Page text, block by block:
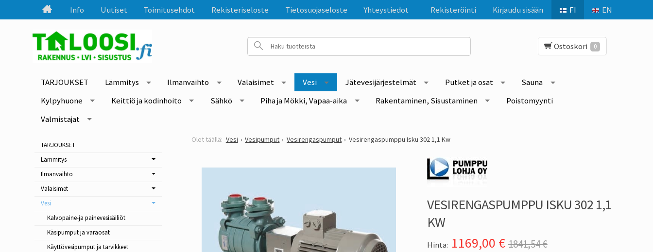
FI EN
Rekisteröinti Kirjaudu sisään
Info Uutiset Toimitusehdot Rekisteriseloste Tietosuojaseloste Yhteystiedot
Ostoskori 0
TARJOUKSET Lämmitys Ilmanvaihto Valaisimet Vesi Jätevesijärjestelmät Putket ja osat
Sauna
Kylpyhuone
Keittiö ja kodinhoito Sähkö Piha ja Mökki, Vapaa-aika Rakentaminen, Sisustaminen
Poistomyynti
Valmistajat
Vesi Vesipumput Vesirengaspumput Vesirengaspumppu Isku 302 1,1 Kw
VESIRENGASPUMPPU ISKU 302 1,1
KW
Hinta: 1169,00 € 1841,54 €
TARJOUKSET
Lämmitys
Ilmanvaihto
Valaisimet
Vesi
Kalvopaine-ja painevesisäiliöt
Käsipumput ja varaosat
Käyttövesipumput ja tarvikkeet